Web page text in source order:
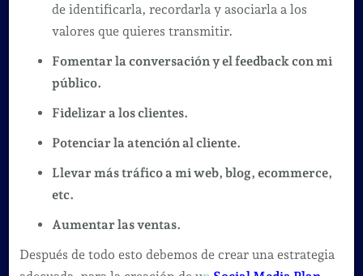
con
presencia
de identificarla, recordarla y asociarla a los
valores que quieres transmitir.
Fomentar la conversación y el feedback con mi
público.
Fidelizar a los clientes.
Potenciar la atención al cliente.
Llevar más tráfico a mi web, blog, ecommerce,
etc.
Aumentar las ventas.
Después de todo esto debemos de crear una estrategia